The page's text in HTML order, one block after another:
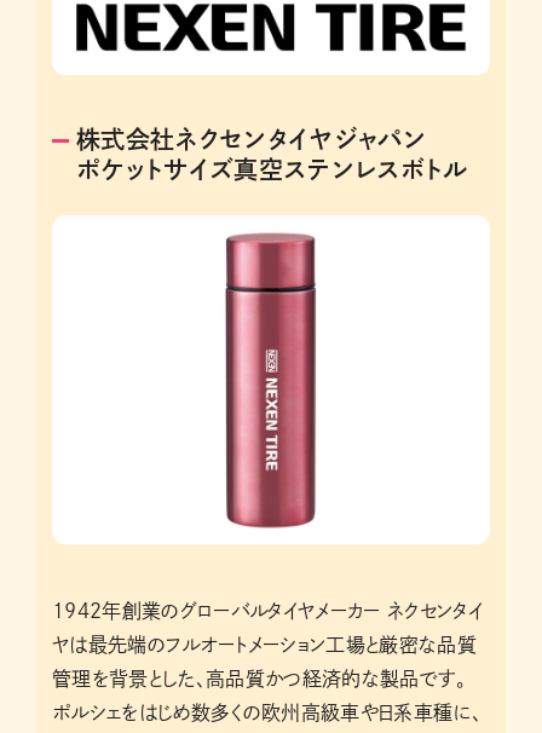
株式会社ネクセンタイヤジャパン
ポケットサイズ真空ステンレスボトル
1942年創業のグローバルタイヤメーカー ネクセンタイ
ヤは最先端のフルオートメーション工場と厳密な品質
管理を背景とした、高品質かつ経済的な製品です。
ポルシェをはじめ数多くの欧州高級車や日系車種に、